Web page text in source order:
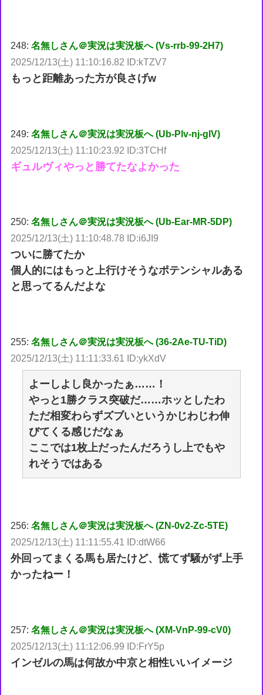
248:名無しさん＠実況は実況板へ (Vs-rrb-99-2H7)
2025/12/13(土) 11:10:16.82 ID:kTZV7
もっと距離あった方が良さげw
249:名無しさん＠実況は実況板へ (Ub-Plv-nj-glV)
2025/12/13(土) 11:10:23.92 ID:3TCHf
ギュルヴィやっと勝てたなよかった
250:名無しさん＠実況は実況板へ (Ub-Ear-MR-5DP)
2025/12/13(土) 11:10:48.78 ID:i6JI9
ついに勝てたか
個人的にはもっと上行けそうなポテンシャルある
と思ってるんだよな
255:名無しさん＠実況は実況板へ (36-2Ae-TU-TiD)
2025/12/13(土) 11:11:33.61 ID:ykXdV
よーしよし良かったぁ……！
やっと1勝クラス突破だ……ホッとしたわ
ただ相変わらずズブいというかじわじわ伸
びてくる感じだなぁ
ここでは1枚上だったんだろうし上でもや
れそうではある
256:名無しさん＠実況は実況板へ (ZN-0v2-Zc-5TE)
2025/12/13(土) 11:11:55.41 ID:dtW66
外回ってまくる馬も居たけど、慌てず騒がず上手
かったねー！
257:名無しさん＠実況は実況板へ (XM-VnP-99-cV0)
2025/12/13(土) 11:12:06.99 ID:FrY5p
インゼルの馬は何故か中京と相性いいイメージ